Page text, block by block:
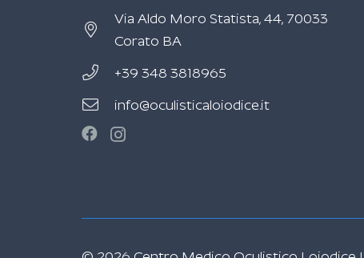
Via Aldo Moro Statista, 44, 70033
Corato BA
+39 348 3818965
info@oculisticaloiodice.it